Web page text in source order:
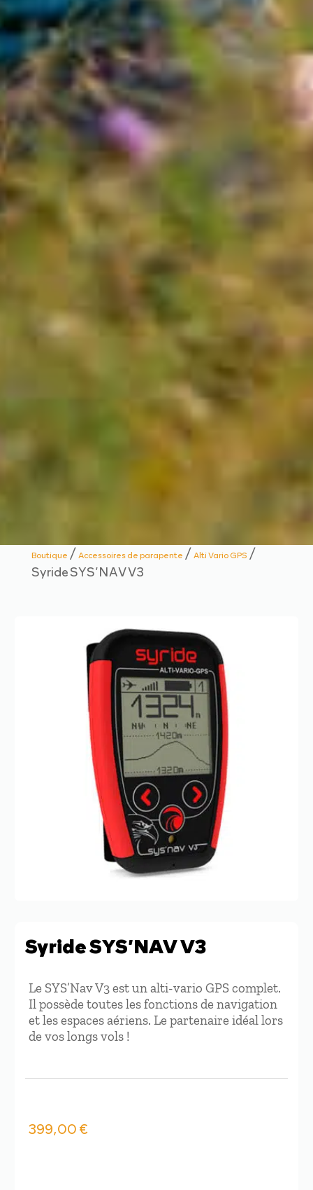
Boutique /Accessoires de parapente /Alti Vario GPS /
Syride SYS’NAV V3
Syride SYS’NAV V3
Le SYS’Nav V3 est un alti-vario GPS complet.
Il possède toutes les fonctions de navigation
et les espaces aériens. Le partenaire idéal lors
de vos longs vols !
399,00€